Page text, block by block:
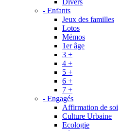
Divers
- Enfants
Jeux des familles
Lotos
Mémos
1er âge
3 +
4 +
5 +
6 +
7 +
- Engagés
Affirmation de soi
Culture Urbaine
Ecologie